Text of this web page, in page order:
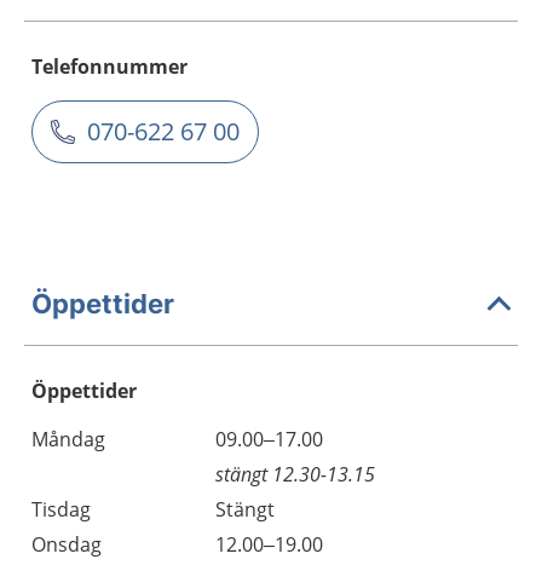
Telefonnummer
070-622 67 00
Öppettider
Öppettider
Dag
Öppettider
Kommentarer
Måndag
09.00–17.00
stängt 12.30-13.15
Tisdag
Stängt
Onsdag
12.00–19.00